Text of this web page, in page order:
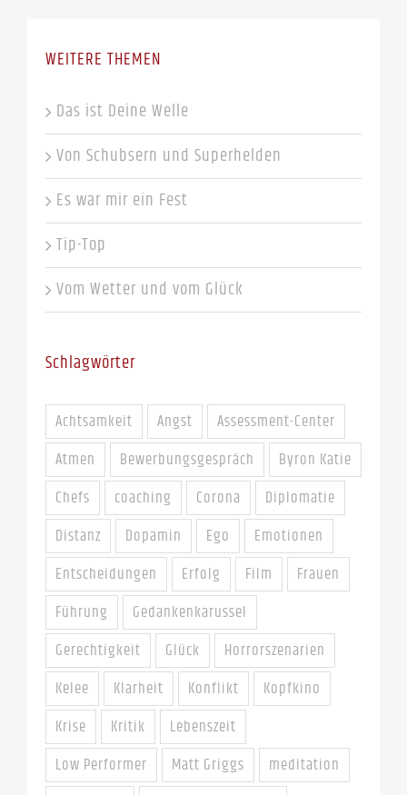
WEITERE THEMEN
Das ist Deine Welle
Von Schubsern und Superhelden
Es war mir ein Fest
Tip-Top
Vom Wetter und vom Glück
Schlagwörter
Achtsamkeit Angst
Assessment-Center
Atmen
Bewerbungsgespräch
Byron Katie
Chefs
coaching Corona
Diplomatie
Distanz
Dopamin Ego
Emotionen
Entscheidungen
Erfolg Film
Frauen
Führung
Gedankenkarussel
Gerechtigkeit
Glück
Horrorszenarien
Kelee
Klarheit Konflikt
Kopfkino
Krise
Kritik
Lebenszeit
Low Performer
Matt Griggs
meditation